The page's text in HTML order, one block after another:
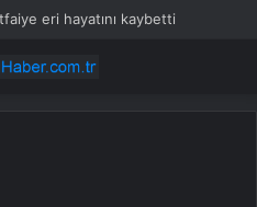
eri hayatını kaybetti